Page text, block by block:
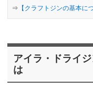
⇒ 【クラフトジンの基本に
アイラ・ドライ
は